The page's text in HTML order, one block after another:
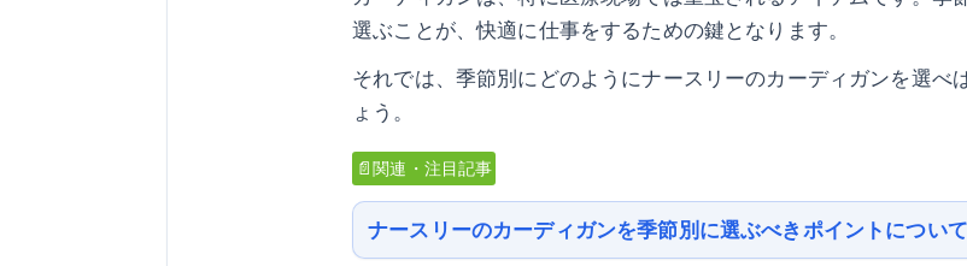
選ぶことが、快適に仕事をするための鍵となります。
それでは、季節別にどのようにナースリーのカーディガンを選べ
ょう。
📄関連・注目記事
ナースリーのカーディガンを季節別に選ぶべきポイントについ